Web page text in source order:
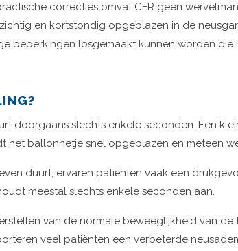
correcties omvat CFR geen
en kortstondig opgeblazen in de
beperkingen losgemaakt kunnen worden
doorgaans slechts enkele seconden. Een
het ballonnetje snel opgeblazen en meteen
duurt, ervaren patiënten vaak een
meestal slechts enkele seconden aan.
van de normale beweeglijkheid van
veel patiënten een verbeterde